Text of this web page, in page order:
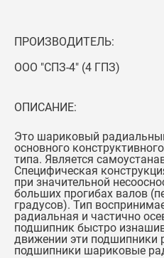
ПРОИЗВОДИТЕЛЬ:
ООО "СПЗ-4" (4 ГПЗ)
ОПИСАНИЕ:
Это шариковый
основного
типа. Является
Специфическая
при значительной
больших прогибах валов
градусов). Тип
радиальная и частично
подшипник быстро
движении эти подшипники
подшипники шариковые